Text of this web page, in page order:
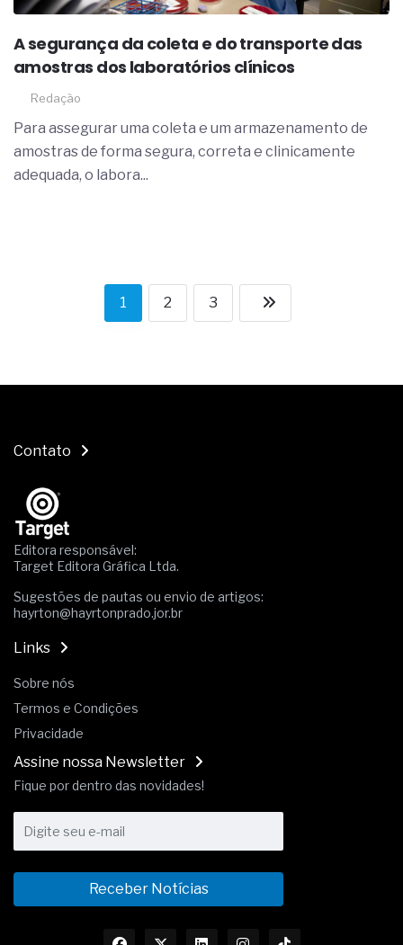
A segurança da coleta e do transporte das
amostras dos laboratórios clínicos
Redação
Para assegurar uma coleta e um armazenamento de
amostras de forma segura, correta e clinicamente
adequada, o labora...
1 2 3
Contato
Editora responsável:
Target Editora Gráfica Ltda.
Sugestões de pautas ou envio de artigos:
hayrton@hayrtonprado.jor.br
Links
Sobre nós
Termos e Condições
Privacidade
Assine nossa Newsletter
Fique por dentro das novidades!
Receber Notícias